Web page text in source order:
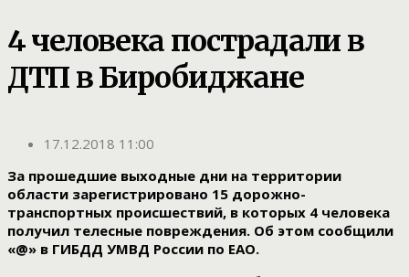
4 человека пострадали в
ДТП в Биробиджане
17.12.2018 11:00
За прошедшие выходные дни на территории
области зарегистрировано 15 дорожно-
транспортных происшествий, в которых 4 человека
получил телесные повреждения. Об этом сообщили
«@» в ГИБДД УМВД России по ЕАО.